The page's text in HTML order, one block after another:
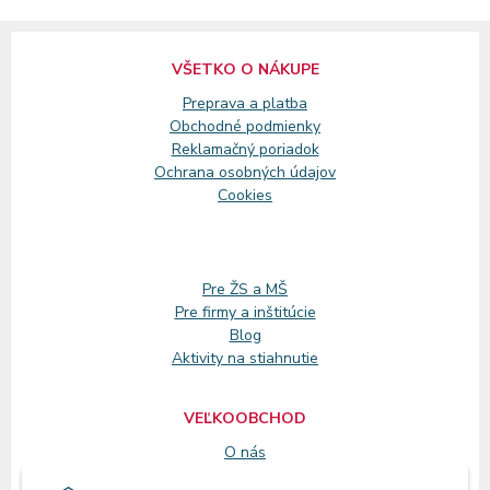
VŠETKO O NÁKUPE
Preprava a platba
Obchodné podmienky
Reklamačný poriadok
Ochrana osobných údajov
Cookies
Pre ŽS a MŠ
Pre firmy a inštitúcie
Blog
Aktivity na stiahnutie
VEĽKOOBCHOD
O nás